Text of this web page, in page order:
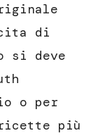
di
si deve
o per
più